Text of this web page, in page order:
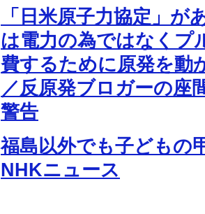
「日米原子力協定」が
は電力の為ではなくプ
費するために原発を動
／反原発ブロガーの座
警告
福島以外でも子どもの
NHKニュース